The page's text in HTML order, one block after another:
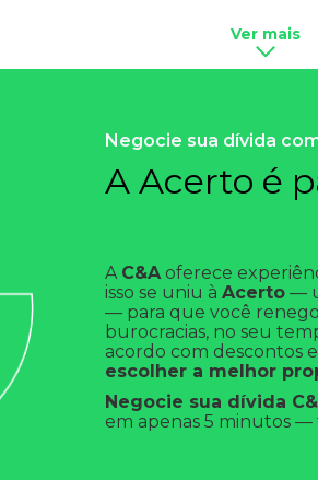
Ver mais
Negocie sua dívida
A Acerto é
A C&Aoferece
isso se uniu à Acerto —
— para que você
burocracias, no seu
acordo com descontos
escolher a melhor
Negocie sua dívida
em apenas 5 minutos —